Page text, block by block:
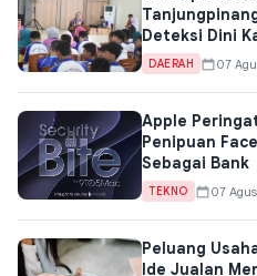
Deteksi Dini
Gratis
DAERAH 07
Apple
Penipuan
Sebagai Bank
TEKNO 07
Peluang
Ide Jualan